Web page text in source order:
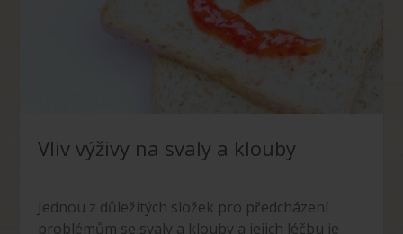
Vliv výživy na svaly a klouby
Jednou z důležitých složek pro předcházení
problémům se svaly a klouby a jejich léčbu je